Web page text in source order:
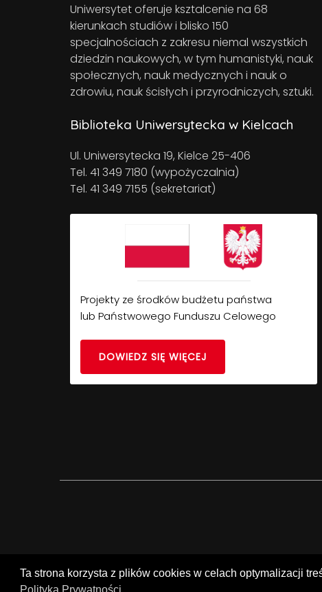
Uniwersytet oferuje ksztalcenie na 68
kierunkach studiów i blisko 150
specjalnościach z zakresu niemal wszystkich
dziedzin naukowych, w tym humanistyki, nauk
społecznych, nauk medycznych i nauk o
zdrowiu, nauk ścisłych i przyrodniczych, sztuki.
Biblioteka Uniwersytecka w Kielcach
Ul. Uniwersytecka 19, Kielce 25-406
Tel. 41 349 7180 (wypożyczalnia)
Tel. 41 349 7155 (sekretariat)
Projekty ze środków budżetu państwa
lub Państwowego Funduszu Celowego
DOWIEDZ SIĘ WIĘCEJ
Ta strona korzysta z plików cookies w celach optymalizacji
Polityka Prywatności